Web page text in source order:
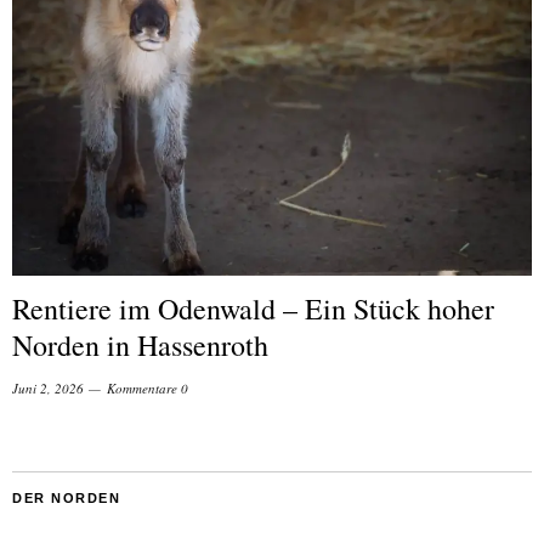
Rentiere im Odenwald – Ein Stück hoher
Norden in Hassenroth
Juni 2, 2026 Kommentare 0
DER NORDEN